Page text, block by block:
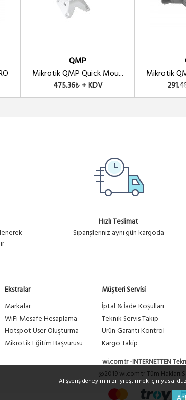
QMP
Mikrotik QMP Quick Mou...
475.36₺ + KDV
Mikrotik
Hızlı Teslimat
Siparişleriniz aynı gün kargoda
Ekstralar
Markalar
WiFi Mesafe Hesaplama
Hotspot User Oluşturma
Mikrotik Eğitim Başvurusu
Müşteri Servisi
İptal & İade Koşulları
Teknik Servis Takip
Ürün Garanti Kontrol
Kargo Takip
wi.com.tr -INTERNETTEN
@2019 wi.com.tr Tüm Hakları
Alışveriş deneyiminizi iyileştirmek için yasal